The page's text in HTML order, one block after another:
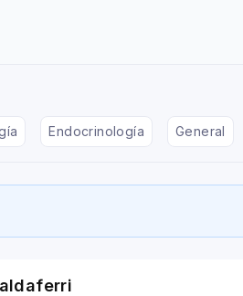
Endocrinología General